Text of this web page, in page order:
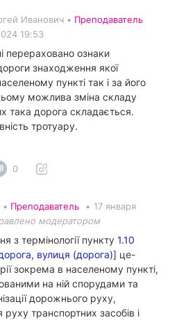
Иванович • Преподаватель
19:53
перераховано ознаки
знаходження якої
пункті так і за його
можлива зміна складу
така дорога складається.
тротуару.
0
Преподаватель • 17 января
модератором
з термінології пункту 1.10
вулиця (дорога)] це-
зокрема в населеному пункті,
на ній спорудами та
дорожнього руху,
транспортних засобів і